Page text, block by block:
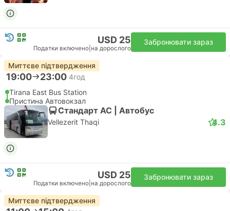
USD 25
Податки включено на дорослого
Забронювати зараз
Миттєве підтвердження
19:00 23:00 4год
Tirana East Bus Station
Пристина Автовокзал
Стандарт АС | Автобус
Vellezerit Thaqi 4.3
USD 25
Податки включено на дорослого
Забронювати зараз
Миттєве підтвердження